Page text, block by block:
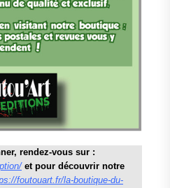
rendez-vous sur :
et pour découvrir notre
foutouart.fr/la-boutique-du-